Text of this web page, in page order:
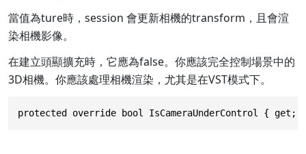
當值為ture時，session 會更新相機的transform，且會渲
染相機影像。
在建立頭顯擴充時，它應為false。你應該完全控制場景中的
3D相機。你應該處理相機渲染，尤其是在VST模式下。
protected override bool IsCameraUnderControl { get;